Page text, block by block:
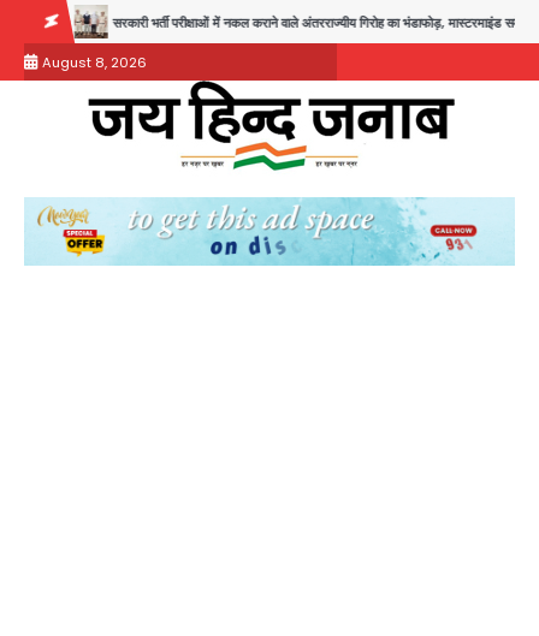
content
भर्ती परीक्षाओं में नकल कराने वाले अंतरराज्यीय गिरोह का भंडाफोड़, मास्टरमाइंड समेत 7 गिरफ्तार आॅपरेशन
August 8, 2026